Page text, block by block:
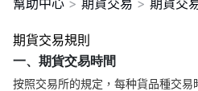
要聞
快訊
美股
港股
新股
幫助中心 > 期貨交易 > 期貨交
期貨交易規則
一、期貨交易時間
按照交易所的規定，每种貨品種交